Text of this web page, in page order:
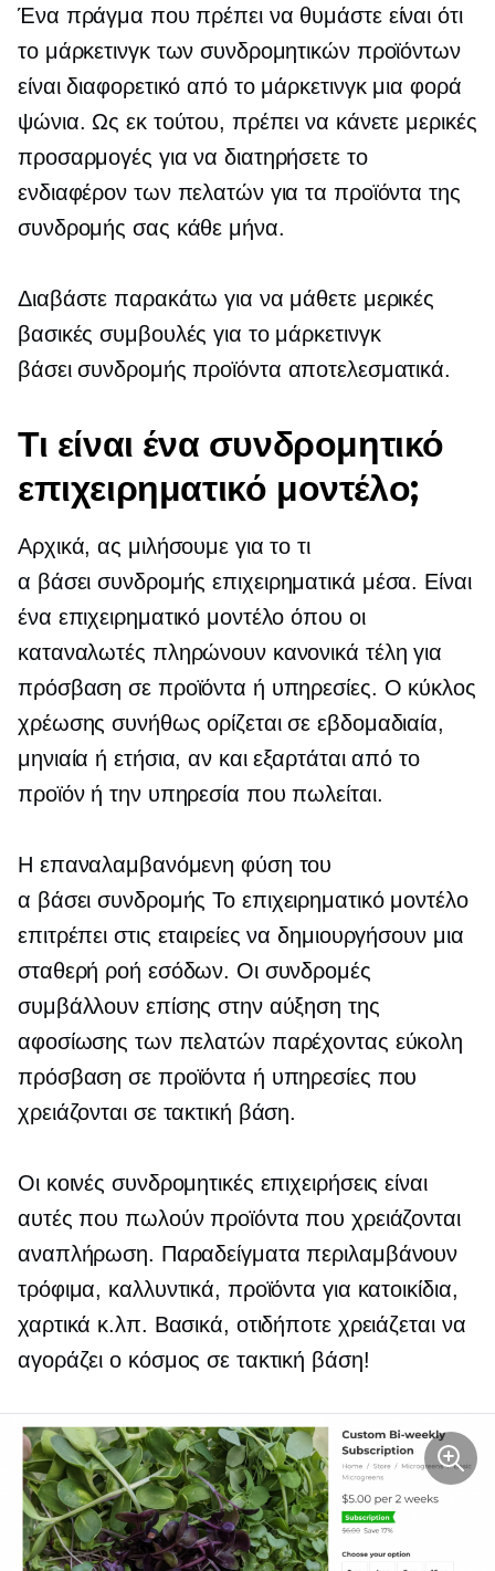
Ένα πράγμα που πρέπει να θυμάστε είναι ότι
το μάρκετινγκ των συνδρομητικών προϊόντων
είναι διαφορετικό από το μάρκετινγκ μια φορά
ψώνια. Ως εκ τούτου, πρέπει να κάνετε μερικές
προσαρμογές για να διατηρήσετε το
ενδιαφέρον των πελατών για τα προϊόντα της
συνδρομής σας κάθε μήνα.
Διαβάστε παρακάτω για να μάθετε μερικές
βασικές συμβουλές για το μάρκετινγκ
βάσει συνδρομής προϊόντα αποτελεσματικά.
Τι είναι ένα συνδρομητικό
επιχειρηματικό μοντέλο;
Αρχικά, ας μιλήσουμε για το τι
α βάσει συνδρομής επιχειρηματικά μέσα. Είναι
ένα επιχειρηματικό μοντέλο όπου οι
καταναλωτές πληρώνουν κανονικά τέλη για
πρόσβαση σε προϊόντα ή υπηρεσίες. Ο κύκλος
χρέωσης συνήθως ορίζεται σε εβδομαδιαία,
μηνιαία ή ετήσια, αν και εξαρτάται από το
προϊόν ή την υπηρεσία που πωλείται.
Η επαναλαμβανόμενη φύση του
α βάσει συνδρομής Το επιχειρηματικό μοντέλο
επιτρέπει στις εταιρείες να δημιουργήσουν μια
σταθερή ροή εσόδων. Οι συνδρομές
συμβάλλουν επίσης στην αύξηση της
αφοσίωσης των πελατών παρέχοντας εύκολη
πρόσβαση σε προϊόντα ή υπηρεσίες που
χρειάζονται σε τακτική βάση.
Οι κοινές συνδρομητικές επιχειρήσεις είναι
αυτές που πωλούν προϊόντα που χρειάζονται
αναπλήρωση. Παραδείγματα περιλαμβάνουν
τρόφιμα, καλλυντικά, προϊόντα για κατοικίδια,
χαρτικά κ.λπ. Βασικά, οτιδήποτε χρειάζεται να
αγοράζει ο κόσμος σε τακτική βάση!